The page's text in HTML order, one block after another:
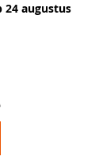
augustus